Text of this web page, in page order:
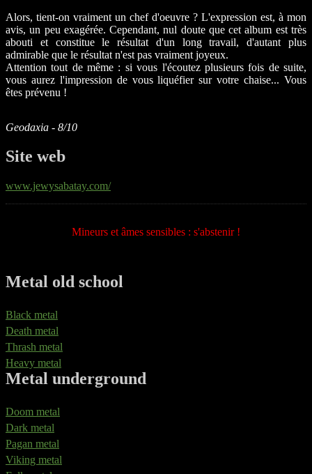
Alors, tient-on vraiment un chef d'oeuvre ? L'expression est, à mon
avis, un peu exagérée. Cependant, nul doute que cet album est très
abouti et constitue le résultat d'un long travail, d'autant plus
admirable que le résultat n'est pas vraiment joyeux.
Attention tout de même : si vous l'écoutez plusieurs fois de suite,
vous aurez l'impression de vous liquéfier sur votre chaise... Vous
êtes prévenu !
Geodaxia - 8/10
Site web
www.jewysabatay.com/
Mineurs et âmes sensibles : s'abstenir !
Metal old school
Black metal
Death metal
Thrash metal
Heavy metal
Metal underground
Doom metal
Dark metal
Pagan metal
Viking metal